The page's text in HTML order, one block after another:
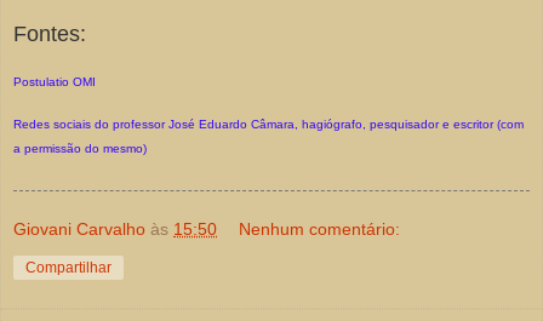
Fontes:
Postulatio OMI
Redes sociais do professor José Eduardo Câmara, hagiógrafo, pesquisador e escritor (com
a permissão do mesmo)
Giovani Carvalho às 15:50 Nenhum comentário:
Compartilhar